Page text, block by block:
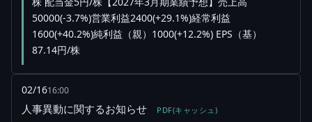
50000(-3.7%)営業利益2400(+29.1%)経常利益
1600(+40.2%)純利益（親）1000(+12.2%) EPS（基）
87.14円/株
02/1616:00
人事異動に関するお知らせ PDF(キャッシュ)